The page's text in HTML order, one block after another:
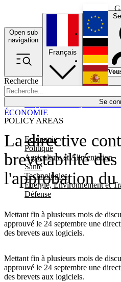
Open sub
navigation
Recherche
Se
POLICY AREAS
Economie
Politique
Agriculture et Alimentation
Santé
Technologies
Energie, Environnement et
Défense
Français
La directive
brevetabilité
l'approbation du
Mettant fin à plusieurs mois de
approuvé le 24 septembre une
des brevets aux logiciels.
ÉCONOMIE
Mettant fin à plusieurs mois de
approuvé le 24 septembre une
des brevets aux logiciels.